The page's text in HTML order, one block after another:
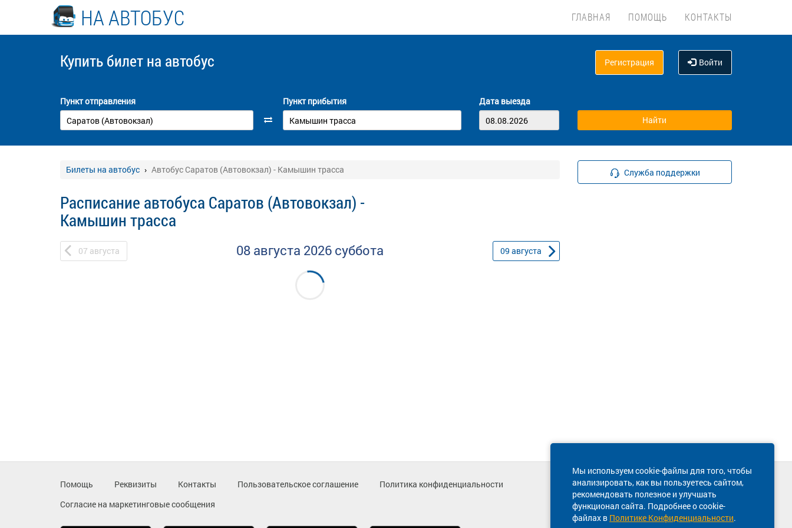
НА АВТОБУС ГЛАВНАЯ ПОМОЩЬ КОНТАКТЫ
Купить билет на автобус Регистрация Войти
Пункт отправления Пункт прибытия Дата выезда
Билеты на автобус Автобус Саратов (Автовокзал) - Камышин трасса
Расписание автобуса Саратов (Автовокзал) -
Камышин трасса
07 августа 08 августа 2026 суббота 09 августа
Служба поддержки
Мы используем cookie-файлы для того, чтобы
анализировать, как вы пользуетесь сайтом,
рекомендовать полезное и улучшать
функционал сайта. Подробнее о cookie-
файлах в Политике Конфиденциальности.
Помощь Реквизиты Контакты Пользовательское соглашение
Политика конфиденциальности
Согласие на маркетинговые сообщения
Техническая поддержка сайта
8 800 600-03-38